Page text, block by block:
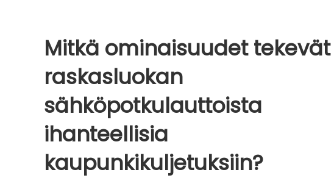
Mitkä ominaisuudet tekevät
raskasluokan
sähköpotkulauttoista
ihanteellisia
kaupunkikuljetuksiin?